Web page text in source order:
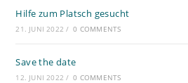
Hilfe zum Platsch gesucht
21. JUNI 2022 / 0 COMMENTS
Save the date
12. JUNI 2022 / 0 COMMENTS